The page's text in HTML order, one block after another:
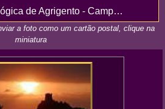
Agrigento - Campânia e Basilicata
a foto como um cartão postal, clique na
miniatura